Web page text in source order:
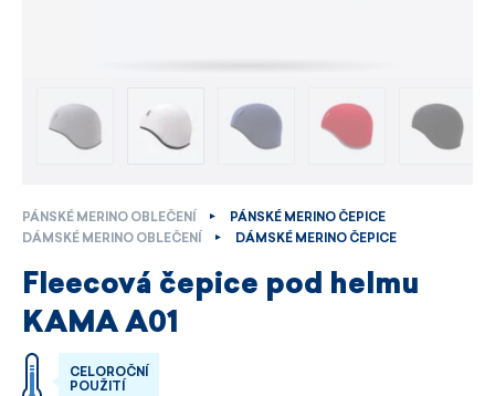
PÁNSKÉ MERINO OBLEČENÍ
PÁNSKÉ MERINO ČEPICE
DÁMSKÉ MERINO OBLEČENÍ
DÁMSKÉ MERINO ČEPICE
Fleecová čepice pod helmu
KAMA A01
CELOROČNÍ
POUŽITÍ